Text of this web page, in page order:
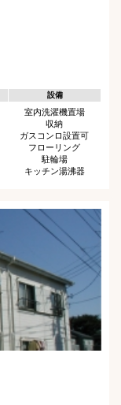
設備
室内洗濯機置場
収納
ガスコンロ設置可
フローリング
駐輪場
キッチン湯沸器